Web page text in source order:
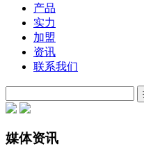
产品
实力
加盟
资讯
联系我们
媒体资讯